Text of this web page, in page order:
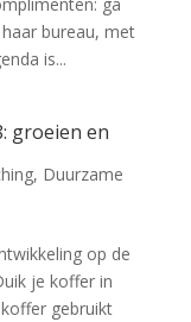
bureau, met
is...
groeien en
, Duurzame
op de
je koffer in
gebruikt